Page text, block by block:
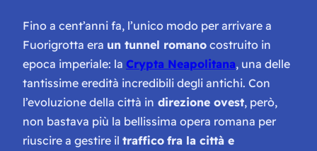
Fino a cent’anni fa, l’unico modo per arrivare a
Fuorigrotta era un tunnel romano costruito in
epoca imperiale: la Crypta Neapolitana, una delle
tantissime eredità incredibili degli antichi. Con
l’evoluzione della città in direzione ovest, però,
non bastava più la bellissima opera romana per
riuscire a gestire il traffico fra la città e